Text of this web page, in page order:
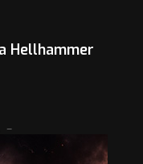
Hellhammer
–